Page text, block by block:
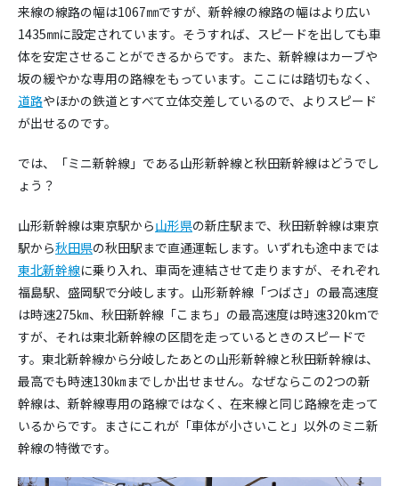
来線の線路の幅は1067㎜ですが、新幹線の線路の幅はより広い
1435㎜に設定されています。そうすれば、スピードを出しても車
体を安定させることができるからです。また、新幹線はカーブや
坂の緩やかな専用の路線をもっています。ここには踏切もなく、
道路やほかの鉄道とすべて立体交差しているので、よりスピード
が出せるのです。
では、「ミニ新幹線」である山形新幹線と秋田新幹線はどうでし
ょう？
山形新幹線は東京駅から山形県の新庄駅まで、秋田新幹線は東京
駅から秋田県の秋田駅まで直通運転します。いずれも途中までは
東北新幹線に乗り入れ、車両を連結させて走りますが、それぞれ
福島駅、盛岡駅で分岐します。山形新幹線「つばさ」の最高速度
は時速275㎞、秋田新幹線「こまち」の最高速度は時速320kmで
すが、それは東北新幹線の区間を走っているときのスピードで
す。東北新幹線から分岐したあとの山形新幹線と秋田新幹線は、
最高でも時速130㎞までしか出せません。なぜならこの2つの新
幹線は、新幹線専用の路線ではなく、在来線と同じ路線を走って
いるからです。まさにこれが「車体が小さいこと」以外のミニ新
幹線の特徴です。